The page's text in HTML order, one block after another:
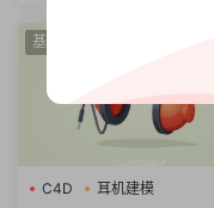
基础教程
C4D 耳机建模